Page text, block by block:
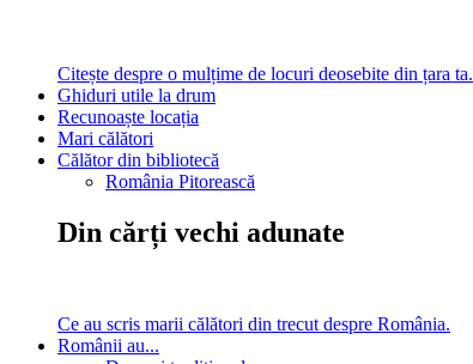
Citește despre o mulțime de locuri deosebite din țara ta.
Ghiduri utile la drum
Recunoaște locația
Mari călători
Călător din bibliotecă
România Pitorească
Din cărți vechi adunate
Ce au scris marii călători din trecut despre România.
Românii au...